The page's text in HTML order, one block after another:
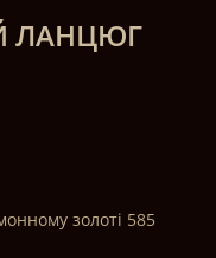
ЛАНЦЮГ
золоті 585